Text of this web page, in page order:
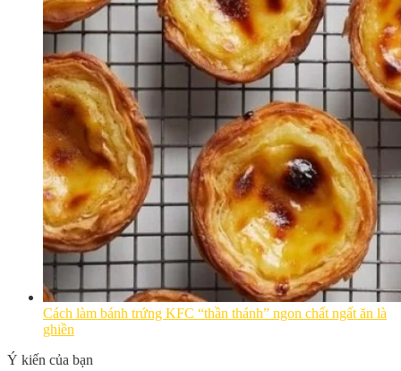
Cách làm bánh trứng KFC “thần thánh” ngon chất ngất ăn là
ghiền
Ý kiến của bạn